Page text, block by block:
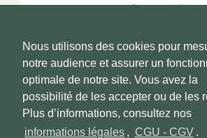
Nous utilisons des cookies pour
notre audience et assurer un
optimale de notre site. Vous avez la
possibilité de les accepter ou de les
Plus d’informations, consultez nos
informations légales , CGU - CGV .